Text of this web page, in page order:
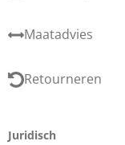
Maatadvies
Retourneren
Juridisch